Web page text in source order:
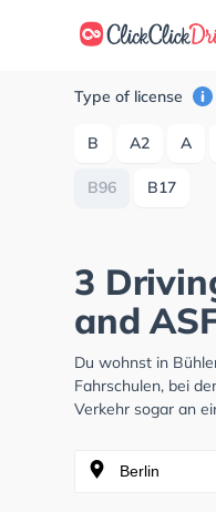
Type of license
B A2 A
B96 B17
3
and
Du wohnst in
Fahrschulen, bei
Verkehr sogar an